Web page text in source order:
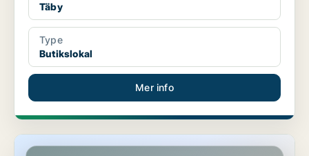
Täby
Type
Butikslokal
Mer info
Restaurang i Olofström